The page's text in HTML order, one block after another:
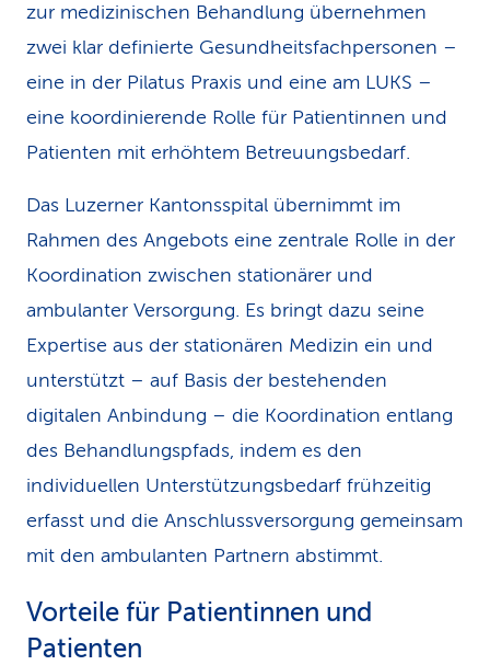
zur medizinischen Behandlung übernehmen
zwei klar definierte Gesundheitsfachpersonen –
eine in der Pilatus Praxis und eine am LUKS –
eine koordinierende Rolle für Patientinnen und
Patienten mit erhöhtem Betreuungsbedarf.
Das Luzerner Kantonsspital übernimmt im
Rahmen des Angebots eine zentrale Rolle in der
Koordination zwischen stationärer und
ambulanter Versorgung. Es bringt dazu seine
Expertise aus der stationären Medizin ein und
unterstützt – auf Basis der bestehenden
digitalen Anbindung – die Koordination entlang
des Behandlungspfads, indem es den
individuellen Unterstützungsbedarf frühzeitig
erfasst und die Anschlussversorgung gemeinsam
mit den ambulanten Partnern abstimmt.
Vorteile für Patientinnen und
Patienten